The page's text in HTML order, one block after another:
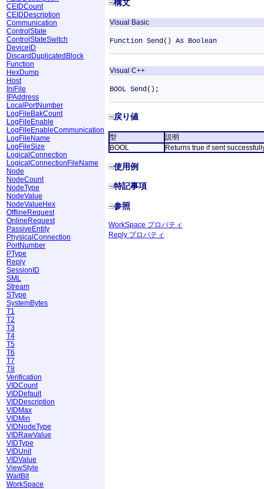
CEIDCount
CEIDDescription
Communication
ControlState
ControlStateSwitch
DeviceID
DiscardDuplicatedBlock
Function
HexDump
Host
IniFile
IPAddress
LocalPortNumber
LogFileBakCount
LogFileEnable
LogFileEnableCommunication
LogFileName
LogFileSize
LogicalConnection
LogicalConnectionFileName
Node
NodeCount
NodeType
NodeValue
NodeValueHex
OfflineRequest
OnlineRequest
PassiveEntity
PhysicalConnection
PortNumber
PType
Reply
SessionID
SML
Stream
SType
SystemBytes
T1
T2
T3
T4
T5
T6
T7
T8
Verification
VIDCount
VIDDefault
VIDDescription
VIDMax
VIDMin
VIDNodeType
VIDRawValue
VIDType
VIDUnit
VIDValue
ViewStyle
WaitBit
WorkSpace
構文
Visual Basic
Function Send() As Boolean
Visual C++
BOOL Send();
戻り値
型
説明
BOOL
Returns true if sent
使用例
特記事項
参照
WorkSpace プロパティ
Reply プロパティ